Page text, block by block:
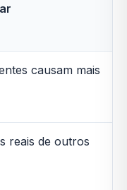
causam mais
reais de outros